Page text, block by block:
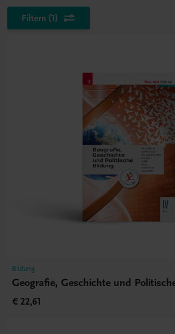
Filtern (1)
Bildung
Geografie, Geschichte und
€ 22,61